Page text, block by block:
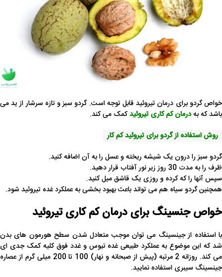
خواص گردو برای درمان تیروئید قابل توجه است. گردو سبز و تازه سرشار از ید می
باشد که بهدرمان کم کاری تیروئیدکمک می کند.
روش استفاده از گردو برای تیروئید کم کار
گردو سبز را درون یک شیشه ریخته و عسل را به آن اضافه کنید.
ظرف را به مدت 30 روز زیر نور آفتاب قرار دهید.
سپس آنها را که کرده و روزی یک قاشق میل کنید.
همچنین گردو سیاه هم می تواند باعث بهبود بخشی به عملکرد غده تیروئید شود.
خواص جنسینگ برای درمان کم کاری تیروئید
با استفاده از جینسینگ می توان موجب متعادل شدن سطح هورمون های بدن
شد که این موضوع به عملکرد طبیعی غده تیوس و غدد فوق کلیه کمک جدی ای
می کند. روزانه 2 مرتبه (پیش از صبحانه و نهار) 100 تا 200 میلی گرم از عصاره
جینسینگ سیبری استفاده نمایید.